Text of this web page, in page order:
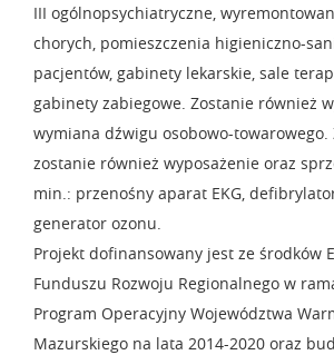
III ogólnopsychiatryczne,
chorych, pomieszczenia higieniczno-
pacjentów, gabinety lekarskie, sale
gabinety zabiegowe. Zostanie również
wymiana dźwigu osobowo-towarowego.
zostanie również wyposażenie oraz
min.: przenośny aparat EKG,
generator ozonu.
Projekt dofinansowany jest ze środków
Funduszu Rozwoju Regionalnego w
Program Operacyjny Województwa
Mazurskiego na lata 2014-2020 oraz